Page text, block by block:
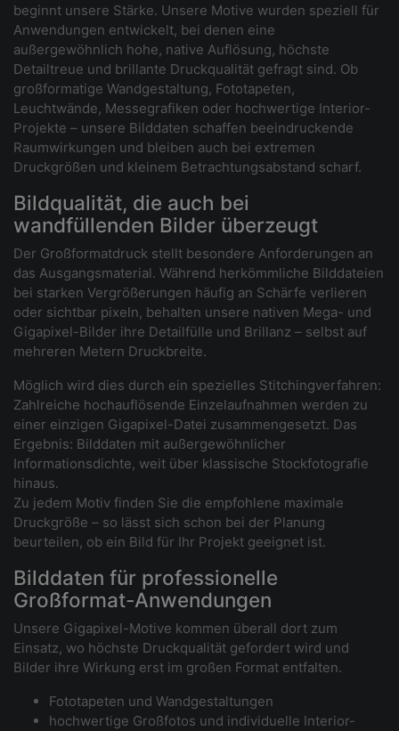
beginnt unsere Stärke. Unsere Motive wurden speziell für
Anwendungen entwickelt, bei denen eine
außergewöhnlich hohe, native Auflösung, höchste
Detailtreue und brillante Druckqualität gefragt sind. Ob
großformatige Wandgestaltung, Fototapeten,
Leuchtwände, Messegrafiken oder hochwertige Interior-
Projekte – unsere Bilddaten schaffen beeindruckende
Raumwirkungen und bleiben auch bei extremen
Druckgrößen und kleinem Betrachtungsabstand scharf.
Bildqualität, die auch bei
wandfüllenden Bilder überzeugt
Der Großformatdruck stellt besondere Anforderungen an
das Ausgangsmaterial. Während herkömmliche Bilddateien
bei starken Vergrößerungen häufig an Schärfe verlieren
oder sichtbar pixeln, behalten unsere nativen Mega- und
Gigapixel-Bilder ihre Detailfülle und Brillanz – selbst auf
mehreren Metern Druckbreite.
Möglich wird dies durch ein spezielles Stitchingverfahren:
Zahlreiche hochauflösende Einzelaufnahmen werden zu
einer einzigen Gigapixel-Datei zusammengesetzt. Das
Ergebnis: Bilddaten mit außergewöhnlicher
Informationsdichte, weit über klassische Stockfotografie
hinaus.
Zu jedem Motiv finden Sie die empfohlene maximale
Druckgröße – so lässt sich schon bei der Planung
beurteilen, ob ein Bild für Ihr Projekt geeignet ist.
Bilddaten für professionelle
Großformat-Anwendungen
Unsere Gigapixel-Motive kommen überall dort zum
Einsatz, wo höchste Druckqualität gefordert wird und
Bilder ihre Wirkung erst im großen Format entfalten.
Fototapeten und Wandgestaltungen
hochwertige Großfotos und individuelle Interior-